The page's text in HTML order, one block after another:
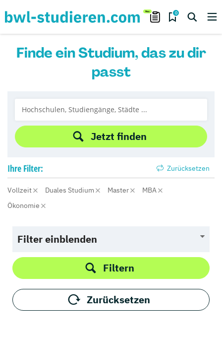
0
Finde ein Studium, das zu dir
passt
Jetzt finden
Ihre Filter: Zurücksetzen
Vollzeit Duales Studium Master
MBA
Ökonomie
Filter einblenden
Filtern
Zurücksetzen